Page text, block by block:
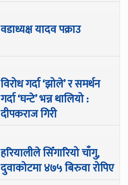
वडाध्यक्ष यादव पक्राउ
विरोध गर्दा ‘झोले’ र समर्थन
गर्दा ‘घन्टे’ भन्न थालियो :
दीपकराज गिरी
हरियालीले सिँगारियो चाँगु,
दुवाकोटमा ४७५ बिरुवा रोपिए